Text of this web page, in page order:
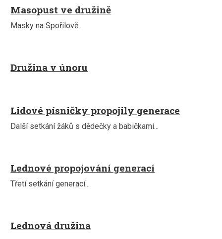
Masopust ve družině
Masky na Spořilově...
Družina v únoru
Lidové písničky propojily generace
Další setkání žáků s dědečky a babičkami...
Lednové propojování generací
Třetí setkání generací...
Lednová družina